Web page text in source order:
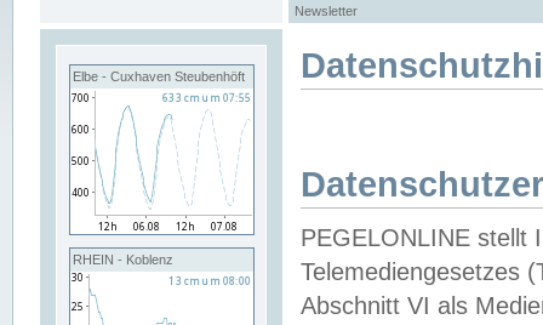
Newsletter
Elbe - Cuxhaven Steubenhöft
RHEIN - Koblenz
PEGELONLINE stellt
Telemediengesetzes
Abschnitt VI als